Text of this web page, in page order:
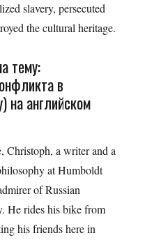
slavery, persecuted
the cultural heritage.
тему:
в
на английском
Christoph, a writer and a
at Humboldt
of Russian
He rides his bike from
his friends here in